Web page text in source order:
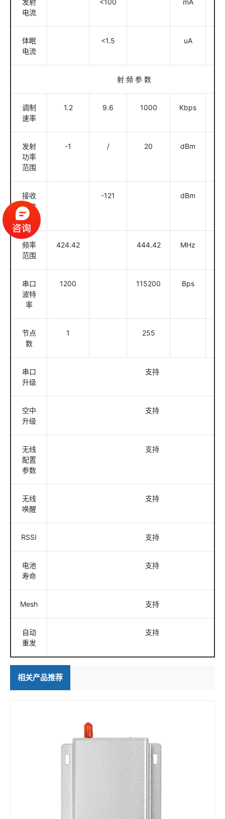
发射
电流
<100 mA
体眠
电流
<1.5 uA
射 频 参 数
调制
速率
1.2 9.6 1000 Kbps
发射
功率
范围
-1 / 20 dBm
接收
灵敏
度
-121 dBm
频率
范围
424.42 444.42 MHz
串口
波特
率
1200 115200 Bps
节点
数
1 255
串口
升级
支持
空中
升级
支持
无线
配置
参数
支持
无线
唤醒
支持
RSSI 支持
电池
寿命
支持
Mesh 支持
自动
重发
支持
相关产品推荐